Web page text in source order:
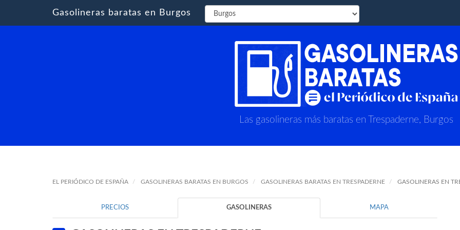
Gasolineras baratas en Burgos
Las gasolineras más baratas en Trespaderne, Burgos
EL PERIÓDICO DE ESPAÑA GASOLINERAS BARATAS EN BURGOS GASOLINERAS BARATAS EN TRESPADERNE GASOLINERAS EN
PRECIOS GASOLINERAS MAPA